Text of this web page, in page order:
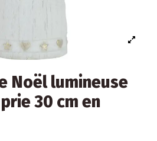
Noël lumineuse
30 cm en